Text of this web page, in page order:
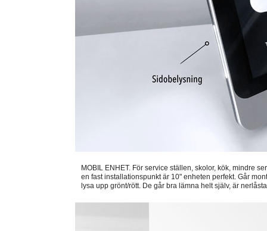
MOBIL ENHET. För service ställen, skolor, kök, mindre
en fast installationspunkt är 10" enheten perfekt. Går
lysa upp grönt/rött. De går bra lämna helt själv, är